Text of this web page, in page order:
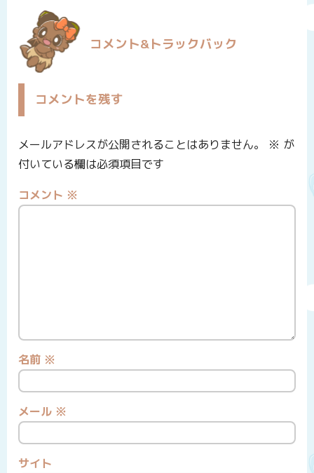
コメント&トラックバック
コメントを残す
メールアドレスが公開されることはありません。 ※ が
付いている欄は必須項目です
コメント ※
名前 ※
メール ※
サイト